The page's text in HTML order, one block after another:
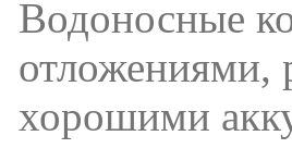
Водоносные
отложениями,
хорошими